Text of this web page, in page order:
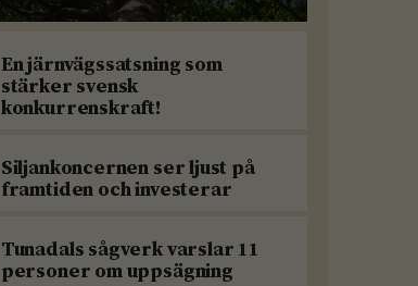
En järnvägssatsning som
stärker svensk
konkurrenskraft!
Siljankoncernen ser ljust på
framtiden och investerar
Tunadals sågverk varslar 11
personer om uppsägning